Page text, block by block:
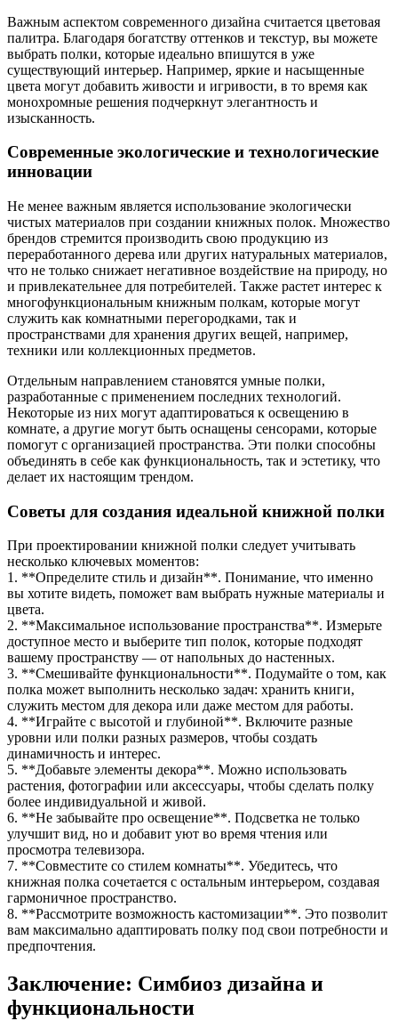
Важным аспектом современного дизайна считается цветовая
палитра. Благодаря богатству оттенков и текстур, вы можете
выбрать полки, которые идеально впишутся в уже
существующий интерьер. Например, яркие и насыщенные
цвета могут добавить живости и игривости, в то время как
монохромные решения подчеркнут элегантность и
изысканность.
Современные экологические и технологические
инновации
Не менее важным является использование экологически
чистых материалов при создании книжных полок. Множество
брендов стремится производить свою продукцию из
переработанного дерева или других натуральных материалов,
что не только снижает негативное воздействие на природу, но
и привлекательнее для потребителей. Также растет интерес к
многофункциональным книжным полкам, которые могут
служить как комнатными перегородками, так и
пространствами для хранения других вещей, например,
техники или коллекционных предметов.
Отдельным направлением становятся умные полки,
разработанные с применением последних технологий.
Некоторые из них могут адаптироваться к освещению в
комнате, а другие могут быть оснащены сенсорами, которые
помогут с организацией пространства. Эти полки способны
объединять в себе как функциональность, так и эстетику, что
делает их настоящим трендом.
Советы для создания идеальной книжной полки
При проектировании книжной полки следует учитывать
несколько ключевых моментов:
1. **Определите стиль и дизайн**. Понимание, что именно
вы хотите видеть, поможет вам выбрать нужные материалы и
цвета.
2. **Максимальное использование пространства**. Измерьте
доступное место и выберите тип полок, которые подходят
вашему пространству — от напольных до настенных.
3. **Смешивайте функциональности**. Подумайте о том, как
полка может выполнить несколько задач: хранить книги,
служить местом для декора или даже местом для работы.
4. **Играйте с высотой и глубиной**. Включите разные
уровни или полки разных размеров, чтобы создать
динамичность и интерес.
5. **Добавьте элементы декора**. Можно использовать
растения, фотографии или аксессуары, чтобы сделать полку
более индивидуальной и живой.
6. **Не забывайте про освещение**. Подсветка не только
улучшит вид, но и добавит уют во время чтения или
просмотра телевизора.
7. **Совместите со стилем комнаты**. Убедитесь, что
книжная полка сочетается с остальным интерьером, создавая
гармоничное пространство.
8. **Рассмотрите возможность кастомизации**. Это позволит
вам максимально адаптировать полку под свои потребности и
предпочтения.
Заключение: Симбиоз дизайна и
функциональности